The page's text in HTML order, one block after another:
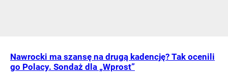
Nawrocki ma szansę na drugą kadencję? Tak ocenili
go Polacy. Sondaż dla „Wprost”